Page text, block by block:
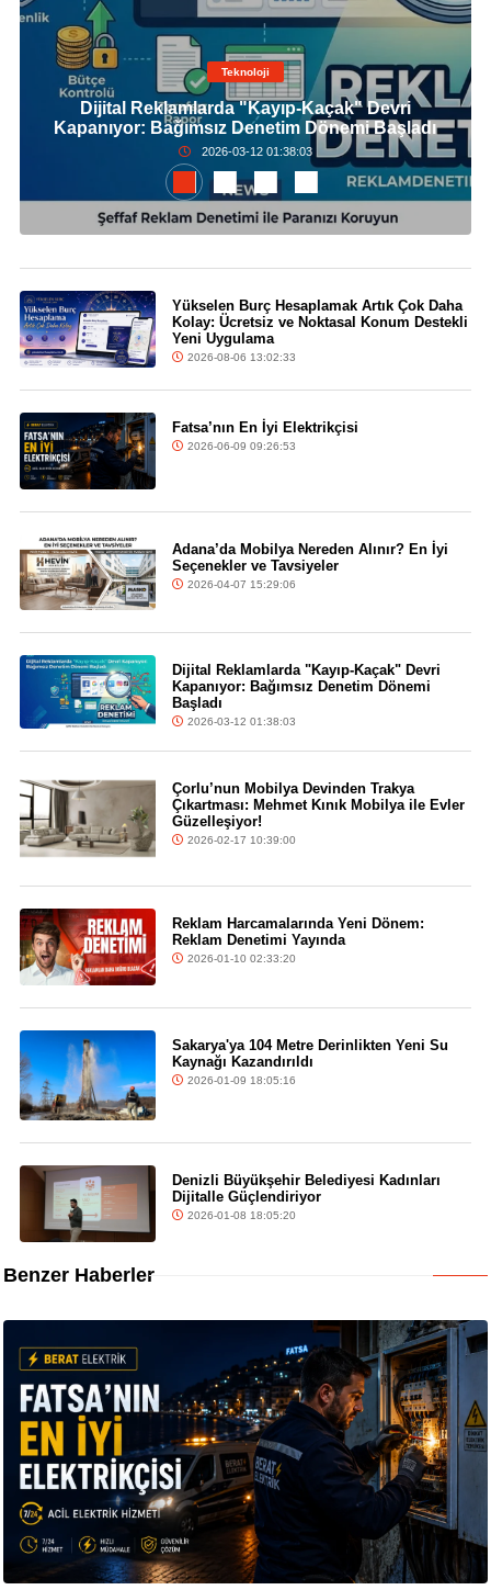
Teknoloji
Dijital Reklamlarda "Kayıp-Kaçak" Devri
Kapanıyor: Bağımsız Denetim Dönemi Başladı
2026-03-12 01:38:03
Yükselen Burç Hesaplamak Artık Çok Daha
Kolay: Ücretsiz ve Noktasal Konum Destekli
Yeni Uygulama
2026-08-06 13:02:33
Fatsa’nın En İyi Elektrikçisi
2026-06-09 09:26:53
Adana’da Mobilya Nereden Alınır? En İyi
Seçenekler ve Tavsiyeler
2026-04-07 15:29:06
Dijital Reklamlarda "Kayıp-Kaçak" Devri
Kapanıyor: Bağımsız Denetim Dönemi
Başladı
2026-03-12 01:38:03
Çorlu’nun Mobilya Devinden Trakya
Çıkartması: Mehmet Kınık Mobilya ile Evler
Güzelleşiyor!
2026-02-17 10:39:00
Reklam Harcamalarında Yeni Dönem:
Reklam Denetimi Yayında
2026-01-10 02:33:20
Sakarya'ya 104 Metre Derinlikten Yeni Su
Kaynağı Kazandırıldı
2026-01-09 18:05:16
Denizli Büyükşehir Belediyesi Kadınları
Dijitalle Güçlendiriyor
2026-01-08 18:05:20
Benzer Haberler